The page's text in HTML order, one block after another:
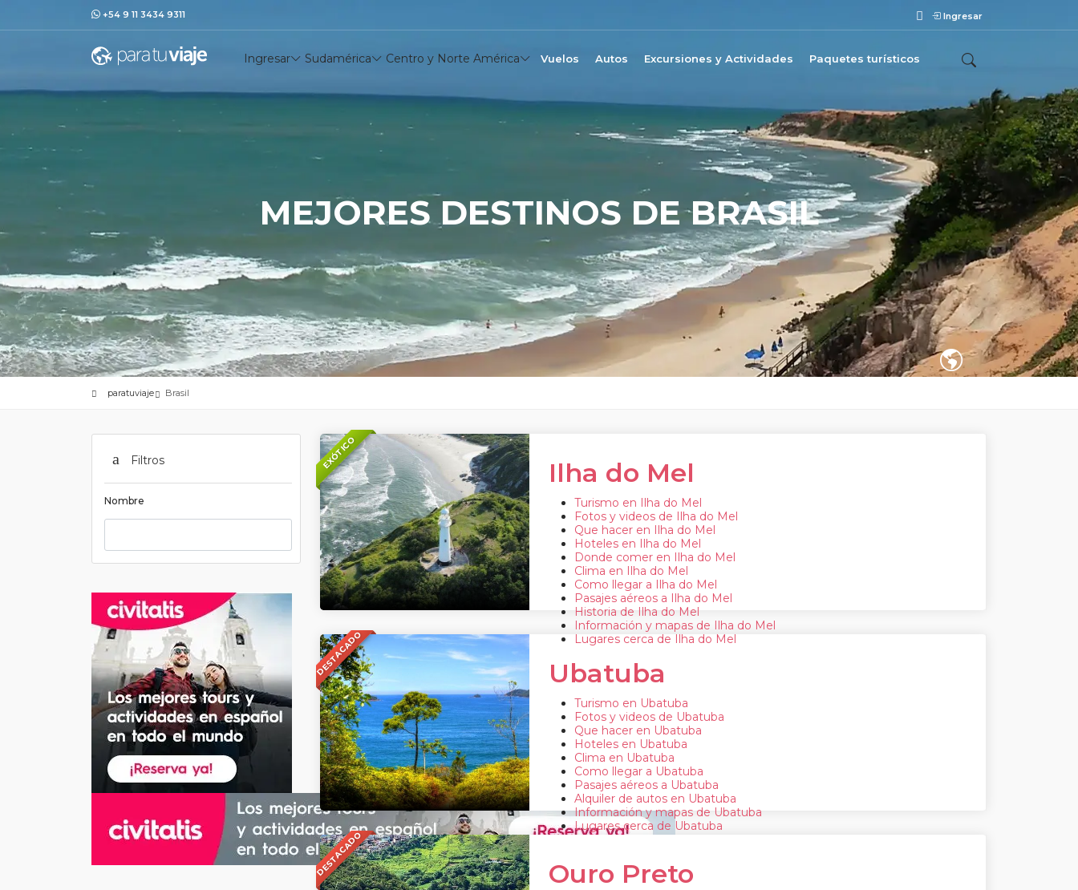
+54 9 11 3434 9311 Ingresar
Ingresar Sudamérica Centro y Norte América Vuelos Autos Excursiones y Actividades Paquetes turísticos
MEJORES DESTINOS DE BRASIL
paratuviaje Brasil
Filtros
Nombre
EXÓTICO
Ilha do Mel
Turismo en Ilha do Mel
Fotos y videos de Ilha do Mel
Que hacer en Ilha do Mel
Hoteles en Ilha do Mel
Donde comer en Ilha do Mel
Clima en Ilha do Mel
Como llegar a Ilha do Mel
Pasajes aéreos a Ilha do Mel
Historia de Ilha do Mel
Información y mapas de Ilha do Mel
Lugares cerca de Ilha do Mel
DESTACADO Ubatuba
Turismo en Ubatuba
Fotos y videos de Ubatuba
Que hacer en Ubatuba
Hoteles en Ubatuba
Clima en Ubatuba
Como llegar a Ubatuba
Pasajes aéreos a Ubatuba
Alquiler de autos en Ubatuba
Información y mapas de Ubatuba
Lugares cerca de Ubatuba
DESTACADO Ouro Preto